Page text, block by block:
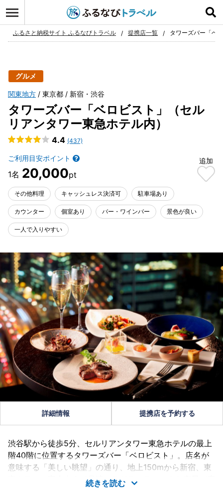
お気に入り
ふるさと納税サイト ふるなびトラベル 提携店一覧 タワーズバー「ベ
グルメ
関東地方 東京都 新宿・渋谷
タワーズバー「ベロビスト」（セル
リアンタワー東急ホテル内）
4.4 (437)
ご利用目安ポイント
20,000
追加
その他料理 キャッシュレス決済可 駐車場あり
カウンター 個室あり バー・ワインバー 景色が良い
一人で入りやすい
詳細情報 提携店を予約する
渋谷駅から徒歩5分、セルリアンタワー東急ホテルの最上
階40階に位置するタワーズバー「ベロビスト」。店名が
意味する「美しい眺望」の通り、地上150mから新宿、東
京タワー、富士山まで見渡せるドラマティックな夜景が広
がります。世界中から評価される希少なジャパニーズウイ
続きを読む